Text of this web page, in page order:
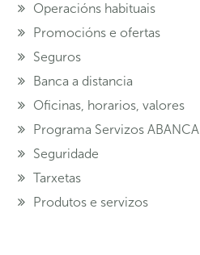
Operacións habituais
Promocións e ofertas
Seguros
Banca a distancia
Oficinas, horarios, valores
Programa Servizos ABANCA
Seguridade
Tarxetas
Produtos e servizos